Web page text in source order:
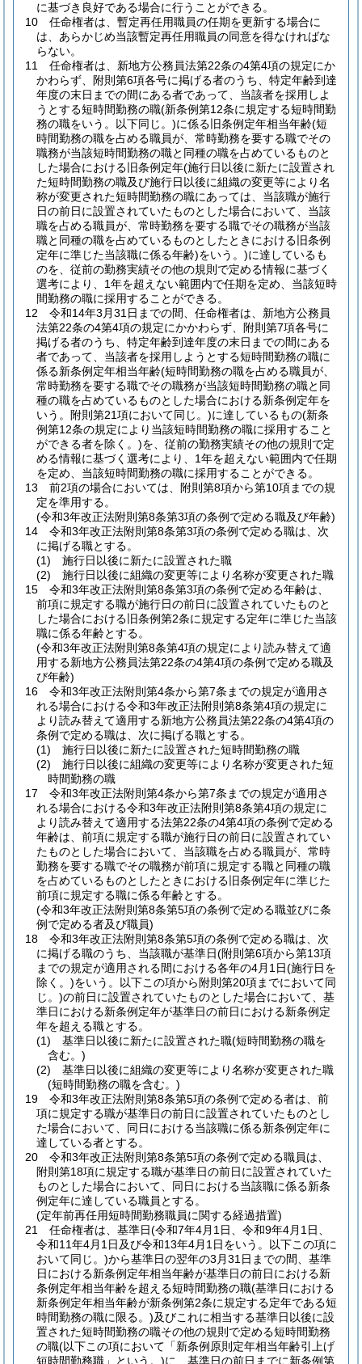
に基づき良好である場合に行うことができる。
10
任命権者は、暫定再任用職員の任期を更新する場合に
は、あらかじめ当該暫定再任用職員の同意を得なければな
らない。
11
任命権者は、新地方公務員法第22条の4第4項の規定にか
かわらず、附則第6項各号に掲げる者のうち、特定年齢到達
年度の末日までの間にある者であって、当該者を採用しよ
うとする短時間勤務の職(新条例第12条に規定する短時間勤
務の職をいう。以下同じ。)に係る旧条例定年相当年齢(短
時間勤務の職を占める職員が、常時勤務を要する職でその
職務が当該短時間勤務の職と同種の職を占めているものと
した場合における旧条例定年(施行日以後に新たに設置され
た短時間勤務の職及び施行日以後に組織の変更等により名
称が変更された短時間勤務の職にあっては、当該職が施行
日の前日に設置されていたものとした場合において、当該
職を占める職員が、常時勤務を要する職でその職務が当該
職と同種の職を占めているものとしたときにおける旧条例
定年に準じた当該職に係る年齢)をいう。)に達しているも
のを、従前の勤務実績その他の規則で定める情報に基づく
選考により、1年を超えない範囲内で任期を定め、当該短時
間勤務の職に採用することができる。
12
令和14年3月31日までの間、任命権者は、新地方公務員
法第22条の4第4項の規定にかかわらず、附則第7項各号に
掲げる者のうち、特定年齢到達年度の末日までの間にある
者であって、当該者を採用しようとする短時間勤務の職に
係る新条例定年相当年齢(短時間勤務の職を占める職員が、
常時勤務を要する職でその職務が当該短時間勤務の職と同
種の職を占めているものとした場合における新条例定年を
いう。附則第21項において同じ。)に達しているもの(新条
例第12条の規定により当該短時間勤務の職に採用すること
ができる者を除く。)を、従前の勤務実績その他の規則で定
める情報に基づく選考により、1年を超えない範囲内で任期
を定め、当該短時間勤務の職に採用することができる。
13
前2項の場合においては、附則第8項から第10項までの規
定を準用する。
(令和3年改正法附則第8条第3項の条例で定める職及び年齢)
14
令和3年改正法附則第8条第3項の条例で定める職は、次
に掲げる職とする。
(1)
施行日以後に新たに設置された職
(2)
施行日以後に組織の変更等により名称が変更された職
15
令和3年改正法附則第8条第3項の条例で定める年齢は、
前項に規定する職が施行日の前日に設置されていたものと
した場合における旧条例第2条に規定する定年に準じた当該
職に係る年齢とする。
(令和3年改正法附則第8条第4項の規定により読み替えて適
用する新地方公務員法第22条の4第4項の条例で定める職及
び年齢)
16
令和3年改正法附則第4条から第7条までの規定が適用さ
れる場合における令和3年改正法附則第8条第4項の規定に
より読み替えて適用する新地方公務員法第22条の4第4項の
条例で定める職は、次に掲げる職とする。
(1)
施行日以後に新たに設置された短時間勤務の職
(2)
施行日以後に組織の変更等により名称が変更された短
時間勤務の職
17
令和3年改正法附則第4条から第7条までの規定が適用さ
れる場合における令和3年改正法附則第8条第4項の規定に
より読み替えて適用する法第22条の4第4項の条例で定める
年齢は、前項に規定する職が施行日の前日に設置されてい
たものとした場合において、当該職を占める職員が、常時
勤務を要する職でその職務が前項に規定する職と同種の職
を占めているものとしたときにおける旧条例定年に準じた
前項に規定する職に係る年齢とする。
(令和3年改正法附則第8条第5項の条例で定める職並びに条
例で定める者及び職員)
18
令和3年改正法附則第8条第5項の条例で定める職は、次
に掲げる職のうち、当該職が基準日(附則第6項から第13項
までの規定が適用される間における各年の4月1日(施行日を
除く。)をいう。以下この項から附則第20項までにおいて同
じ。)の前日に設置されていたものとした場合において、基
準日における新条例定年が基準日の前日における新条例定
年を超える職とする。
(1)
基準日以後に新たに設置された職(短時間勤務の職を
含む。)
(2)
基準日以後に組織の変更等により名称が変更された職
(短時間勤務の職を含む。)
19
令和3年改正法附則第8条第5項の条例で定める者は、前
項に規定する職が基準日の前日に設置されていたものとし
た場合において、同日における当該職に係る新条例定年に
達している者とする。
20
令和3年改正法附則第8条第5項の条例で定める職員は、
附則第18項に規定する職が基準日の前日に設置されていた
ものとした場合において、同日における当該職に係る新条
例定年に達している職員とする。
(定年前再任用短時間勤務職員に関する経過措置)
21
任命権者は、基準日(令和7年4月1日、令和9年4月1日、
令和11年4月1日及び令和13年4月1日をいう。以下この項に
おいて同じ。)から基準日の翌年の3月31日までの間、基準
日における新条例定年相当年齢が基準日の前日における新
条例定年相当年齢を超える短時間勤務の職(基準日における
新条例定年相当年齢が新条例第2条に規定する定年である短
時間勤務の職に限る。)及びこれに相当する基準日以後に設
置された短時間勤務の職その他の規則で定める短時間勤務
の職(以下この項において「新条例原則定年相当年齢引上げ
短時間勤務職」という。)に、基準日の前日までに新条例第